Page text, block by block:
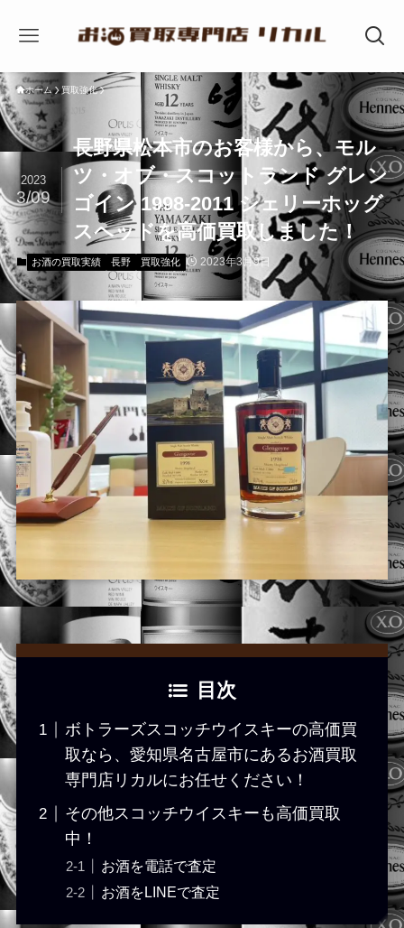
ホーム 買取強化
長野県松本市のお客様から、モル
ツ・オブ・スコットランド グレン
ゴイン 1998-2011 シェリーホッグ
スヘッドを高価買取しました！
2023
3/09
お酒の買取実績 長野 買取強化 2023年3月9日
目次
ボトラーズスコッチウイスキーの高価買
取なら、愛知県名古屋市にあるお酒買取
専門店リカルにお任せください！
その他スコッチウイスキーも高価買取
中！
お酒を電話で査定
お酒をLINEで査定